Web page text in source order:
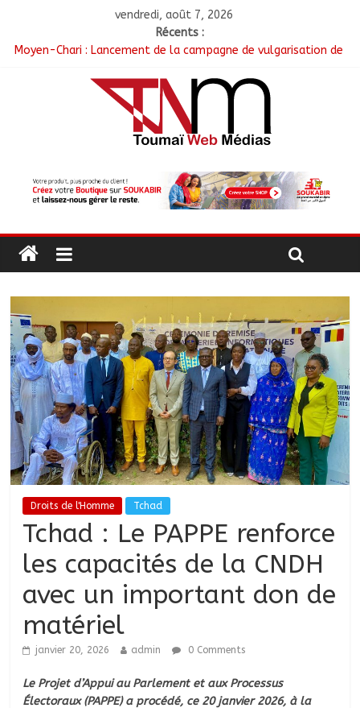
vendredi, août 7, 2026
Récents :
Moyen-Chari : Lancement de la campagne de vulgarisation de
Barh-Koh : Le MPS installe ses nouvelles instances locales à
Borkou : Recrudescence des braquages sur l’axe Faya-Kalaït
N’Djamena : Le maire intensifie le suivi des chantiers
Moyen-Chari : Les nouveaux bacheliers orientés vers leur
avenir
Droits de l'Homme Tchad
Tchad : Le PAPPE renforce
les capacités de la CNDH
avec un important don de
matériel
janvier 20, 2026 admin 0 Comments
Le Projet d’Appui au Parlement et aux Processus
Électoraux (PAPPE) a procédé, ce 20 janvier 2026, à la